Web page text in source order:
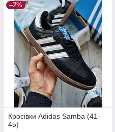
–2%
Кросівки Adidas Samba (41-
45)